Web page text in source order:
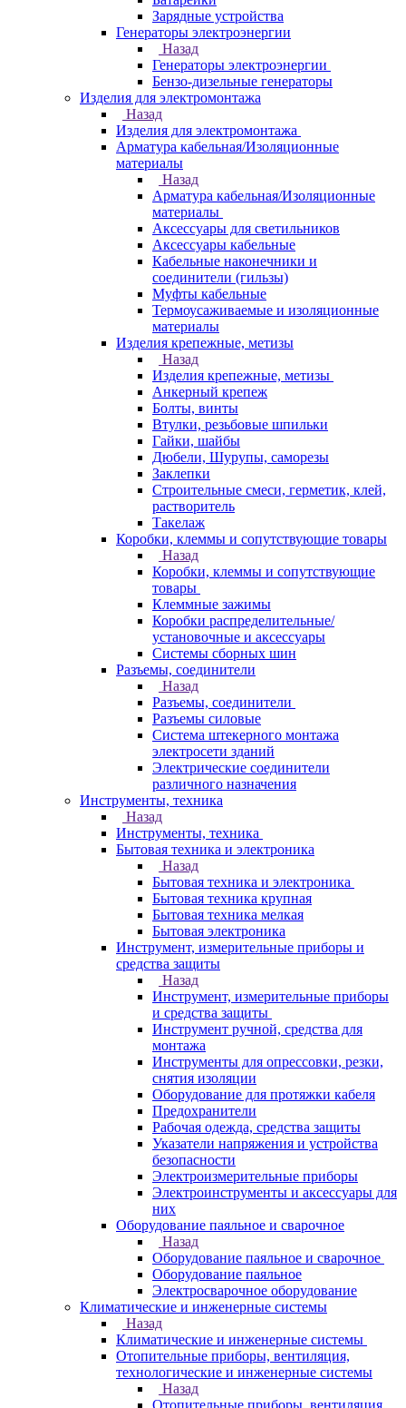
Зарядные устройства
Генераторы электроэнергии
Назад
Генераторы электроэнергии
Бензо-дизельные генераторы
Изделия для электромонтажа
Назад
Изделия для электромонтажа
Арматура кабельная/Изоляционные
материалы
Назад
Арматура кабельная/Изоляционные
материалы
Аксессуары для светильников
Аксессуары кабельные
Кабельные наконечники и
соединители (гильзы)
Муфты кабельные
Термоусаживаемые и изоляционные
материалы
Изделия крепежные, метизы
Назад
Изделия крепежные, метизы
Анкерный крепеж
Болты, винты
Втулки, резьбовые шпильки
Гайки, шайбы
Дюбели, Шурупы, саморезы
Заклепки
Строительные смеси, герметик, клей,
растворитель
Такелаж
Коробки, клеммы и сопутствующие товары
Назад
Коробки, клеммы и сопутствующие
товары
Клеммные зажимы
Коробки распределительные/
установочные и аксессуары
Системы сборных шин
Разъемы, соединители
Назад
Разъемы, соединители
Разъемы силовые
Система штекерного монтажа
электросети зданий
Электрические соединители
различного назначения
Инструменты, техника
Назад
Инструменты, техника
Бытовая техника и электроника
Назад
Бытовая техника и электроника
Бытовая техника крупная
Бытовая техника мелкая
Бытовая электроника
Инструмент, измерительные приборы и
средства защиты
Назад
Инструмент, измерительные приборы
и средства защиты
Инструмент ручной, средства для
монтажа
Инструменты для опрессовки, резки,
снятия изоляции
Оборудование для протяжки кабеля
Предохранители
Рабочая одежда, средства защиты
Указатели напряжения и устройства
безопасности
Электроизмерительные приборы
Электроинструменты и аксессуары для
них
Оборудование паяльное и сварочное
Назад
Оборудование паяльное и сварочное
Оборудование паяльное
Электросварочное оборудование
Климатические и инженерные системы
Назад
Климатические и инженерные системы
Отопительные приборы, вентиляция,
технологические и инженерные системы
Назад
Отопительные приборы, вентиляция,